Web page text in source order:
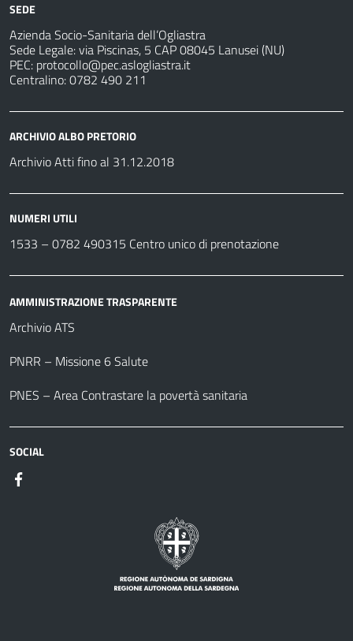
SEDE
Azienda Socio-Sanitaria dell’Ogliastra
Sede Legale: via Piscinas, 5 CAP 08045 Lanusei (NU)
PEC: protocollo@pec.aslogliastra.it
Centralino: 0782 490 211
ARCHIVIO ALBO PRETORIO
Archivio Atti fino al 31.12.2018
NUMERI UTILI
1533 – 0782 490315 Centro unico di prenotazione
AMMINISTRAZIONE TRASPARENTE
Archivio ATS
PNRR – Missione 6 Salute
PNES – Area Contrastare la povertà sanitaria
SOCIAL